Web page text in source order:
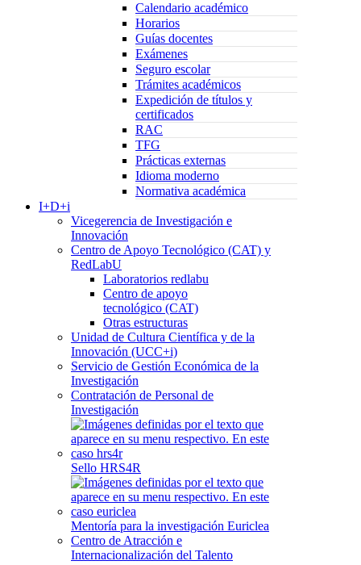
Calendario académico
Horarios
Guías docentes
Exámenes
Seguro escolar
Trámites académicos
Expedición de títulos y
certificados
RAC
TFG
Prácticas externas
Idioma moderno
Normativa académica
I+D+i
Vicegerencia de Investigación e
Innovación
Centro de Apoyo Tecnológico (CAT) y
RedLabU
Laboratorios redlabu
Centro de apoyo
tecnológico (CAT)
Otras estructuras
Unidad de Cultura Científica y de la
Innovación (UCC+i)
Servicio de Gestión Económica de la
Investigación
Contratación de Personal de
Investigación
Sello HRS4R
Mentoría para la investigación Euriclea
Centro de Atracción e
Internacionalización del Talento